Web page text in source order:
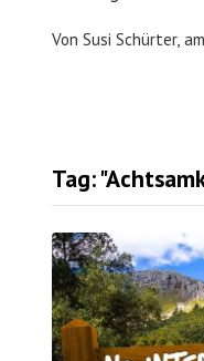
VonSusi Schürter,
Tag: